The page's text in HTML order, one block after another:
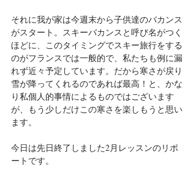
それに我が家は今週末から子供達のバカンス
がスタート。スキーバカンスと呼び名がつく
ほどに、このタイミングでスキー旅行をする
のがフランスでは一般的で、私たちも例に漏
れず近々予定しています。だから寒さが戻り
雪が降ってくれるのであれば最高！と、かな
り私個人的事情によるものではございます
が、もう少しだけこの寒さを楽しもうと思い
ます。
今日は先日終了しました2月レッスンのリポ
ートです。